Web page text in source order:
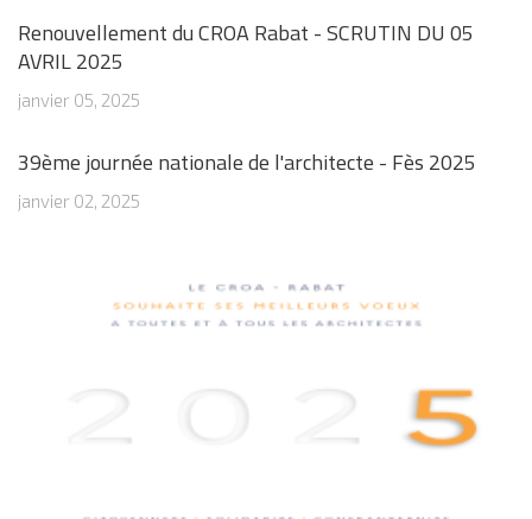
Renouvellement du CROA Rabat - SCRUTIN DU 05
AVRIL 2025
janvier 05, 2025
39ème journée nationale de l'architecte - Fès 2025
janvier 02, 2025